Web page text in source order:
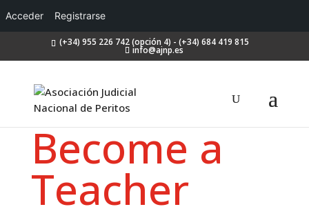
Acceder Registrarse
(+34) 955 226 742 (opción 4) - (+34) 684 419 815
info@ajnp.es
Become a
Teacher